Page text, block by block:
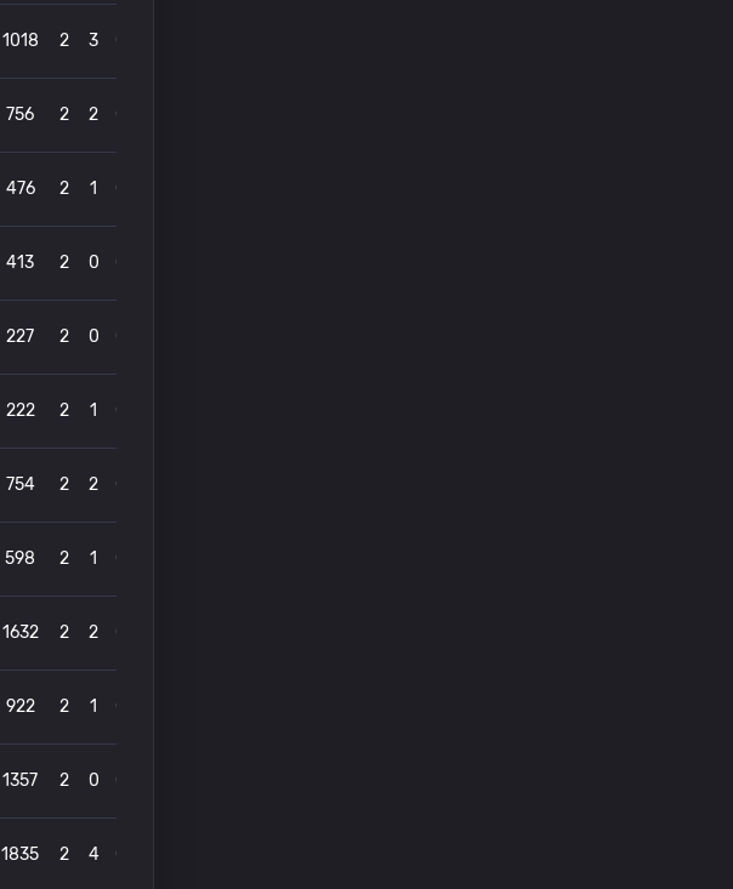
1018 2 3 0
756 2 2 0
476 2 1 0
413 2 0 0
227 2 0 0
222 2 1 0
754 2 2 0
598 2 1 0
1632 2 2 0
922 2 1 0
1357 2 0 0
1835 2 4 0